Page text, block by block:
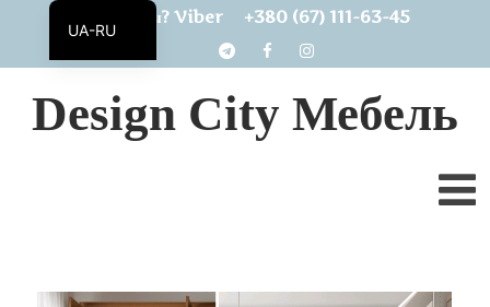
Есть вопросы? Viber +380 (67) 111-63-45
Design City Мебель
UA-RU
UA